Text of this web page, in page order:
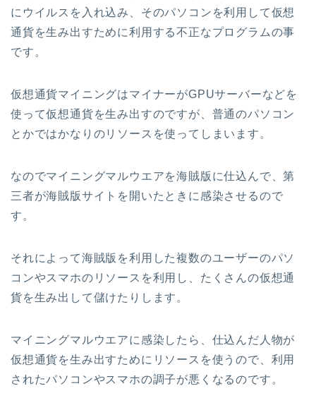
にウイルスを入れ込み、そのパソコンを利用して仮想
通貨を生み出すために利用する不正なプログラムの事
です。
仮想通貨マイニングはマイナーがGPUサーバーなどを
使って仮想通貨を生み出すのですが、普通のパソコン
とかではかなりのリソースを使ってしまいます。
なのでマイニングマルウエアを海賊版に仕込んで、第
三者が海賊版サイトを開いたときに感染させるので
す。
それによって海賊版を利用した複数のユーザーのパソ
コンやスマホのリソースを利用し、たくさんの仮想通
貨を生み出して儲けたりします。
マイニングマルウエアに感染したら、仕込んだ人物が
仮想通貨を生み出すためにリソースを使うので、利用
されたパソコンやスマホの調子が悪くなるのです。